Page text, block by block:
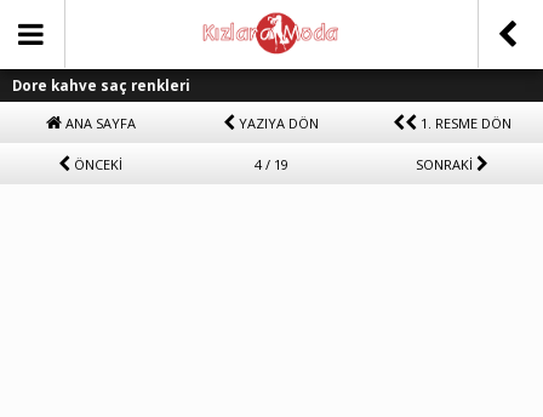
Dore kahve saç renkleri
ANA SAYFA YAZIYA DÖN 1. RESME DÖN
ÖNCEKİ 4 / 19 SONRAKİ